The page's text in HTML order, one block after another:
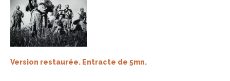
Version restaurée. Entracte de 5mn.